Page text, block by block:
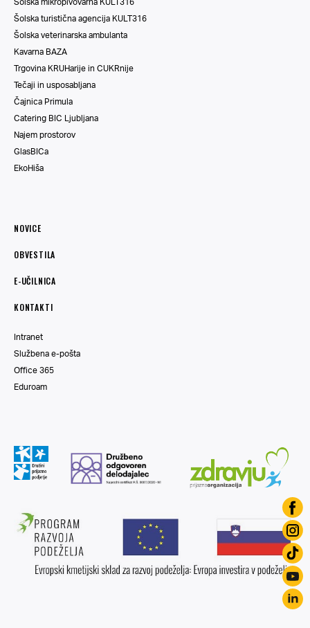
Šolska turistična agencija KULT316
Šolska veterinarska ambulanta
Kavarna BAZA
Trgovina KRUHarije in CUKRnije
Tečaji in usposabljana
Čajnica Primula
Catering BIC Ljubljana
Najem prostorov
GlasBICa
EkoHiša
NOVICE
OBVESTILA
E-UČILNICA
KONTAKTI
Intranet
Službena e-pošta
Office 365
Eduroam